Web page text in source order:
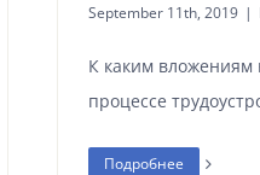
September 11th, 2019 |
К каким вложениям
процессе
Подробнее